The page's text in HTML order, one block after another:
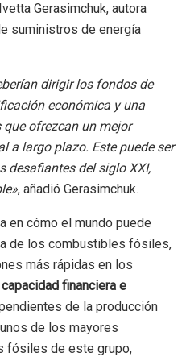
Gerasimchuk, autora
suministros de energía
dirigir los fondos de
económica y una
ofrezcan un mejor
a largo plazo. Este puede ser
desafiantes del siglo XXI,
, añadió Gerasimchuk.
en cómo el mundo puede
de los combustibles fósiles,
más rápidas en los
financiera e
de la producción
de los mayores
fósiles de este grupo,